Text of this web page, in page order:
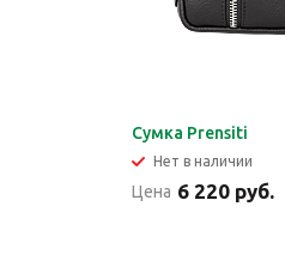
Cумка Prensiti
Нет в наличии
Цена 6 220 руб.